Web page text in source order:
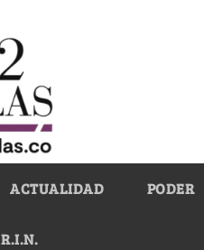
ACTUALIDAD PODER
R.I.N.